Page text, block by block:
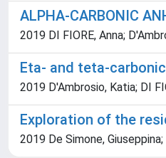
ALPHA-CARBONIC
2019 DI FIORE, Anna;
Eta- and teta-
2019 D'Ambrosio, Katia; DI
Exploration of the
2019 De Simone,